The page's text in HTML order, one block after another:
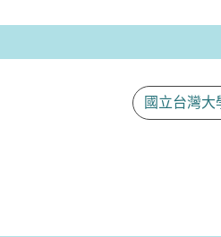
國立台灣